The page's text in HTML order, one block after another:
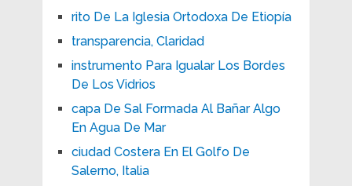
rito De La Iglesia Ortodoxa De Etiopía
transparencia, Claridad
instrumento Para Igualar Los Bordes
De Los Vidrios
capa De Sal Formada Al Bañar Algo
En Agua De Mar
ciudad Costera En El Golfo De
Salerno, Italia